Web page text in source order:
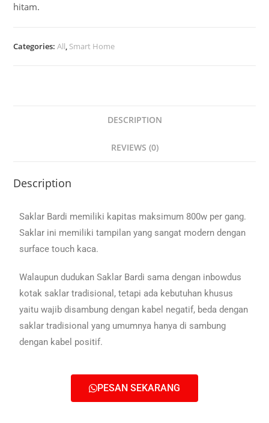
hitam.
Categories:All, Smart Home
DESCRIPTION
REVIEWS (0)
Description
Saklar Bardi memiliki kapitas maksimum 800w per gang.
Saklar ini memiliki tampilan yang sangat modern dengan
surface touch kaca.
Walaupun dudukan Saklar Bardi sama dengan inbowdus
kotak saklar tradisional, tetapi ada kebutuhan khusus
yaitu wajib disambung dengan kabel negatif, beda dengan
saklar tradisional yang umumnya hanya di sambung
dengan kabel positif.
PESAN SEKARANG